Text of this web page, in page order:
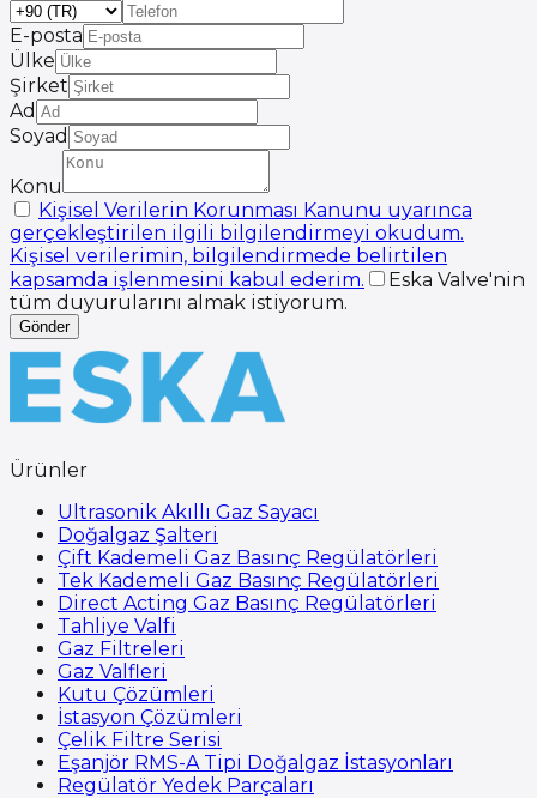
E-posta
Ülke
Şirket
Ad
Soyad
Konu
Kişisel Verilerin Korunması Kanunu uyarınca
gerçekleştirilen ilgili bilgilendirmeyi okudum.
Kişisel verilerimin, bilgilendirmede belirtilen
kapsamda işlenmesini kabul ederim.
Eska Valve'nin
tüm duyurularını almak istiyorum.
Gönder
Ürünler
Ultrasonik Akıllı Gaz Sayacı
Doğalgaz Şalteri
Çift Kademeli Gaz Basınç Regülatörleri
Tek Kademeli Gaz Basınç Regülatörleri
Direct Acting Gaz Basınç Regülatörleri
Tahliye Valfi
Gaz Filtreleri
Gaz Valfleri
Kutu Çözümleri
İstasyon Çözümleri
Çelik Filtre Serisi
Eşanjör RMS-A Tipi Doğalgaz İstasyonları
Regülatör Yedek Parçaları